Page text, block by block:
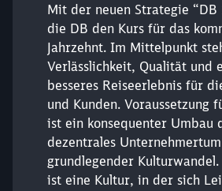
Mit der neuen Strategie
die DB den Kurs für das
Jahrzehnt. Im Mittelpunkt
Verlässlichkeit, Qualität und
besseres Reiseerlebnis für
und Kunden. Voraussetzung
ist ein konsequenter Umbau
dezentrales
grundlegender
ist eine Kultur, in der sich